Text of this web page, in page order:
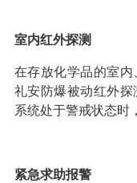
室内红外探测
在存放化学品的室
礼安防爆被动红外探
系统处于警戒状态时
紧急求助报警